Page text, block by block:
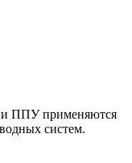
ППУ применяются
систем.